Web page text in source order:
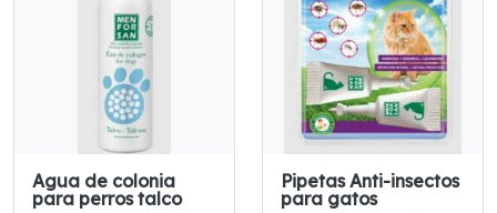
Agua de colonia
para perros talco
Pipetas Anti-insectos
para gatos